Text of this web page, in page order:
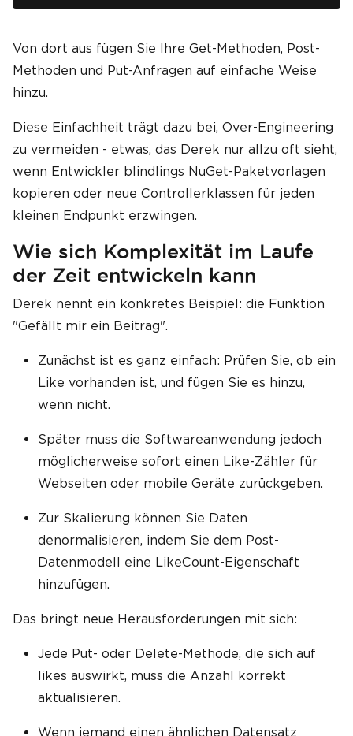
Von dort aus fügen Sie Ihre Get-Methoden, Post-
Methoden und Put-Anfragen auf einfache Weise
hinzu.
Diese Einfachheit trägt dazu bei, Over-Engineering
zu vermeiden - etwas, das Derek nur allzu oft sieht,
wenn Entwickler blindlings NuGet-Paketvorlagen
kopieren oder neue Controllerklassen für jeden
kleinen Endpunkt erzwingen.
Wie sich Komplexität im Laufe
der Zeit entwickeln kann
Derek nennt ein konkretes Beispiel: die Funktion
"Gefällt mir ein Beitrag".
Zunächst ist es ganz einfach: Prüfen Sie, ob ein
Like vorhanden ist, und fügen Sie es hinzu,
wenn nicht.
Später muss die Softwareanwendung jedoch
möglicherweise sofort einen Like-Zähler für
Webseiten oder mobile Geräte zurückgeben.
Zur Skalierung können Sie Daten
denormalisieren, indem Sie dem Post-
Datenmodell eine LikeCount-Eigenschaft
hinzufügen.
Das bringt neue Herausforderungen mit sich:
Jede Put- oder Delete-Methode, die sich auf
likes auswirkt, muss die Anzahl korrekt
aktualisieren.
Wenn jemand einen ähnlichen Datensatz